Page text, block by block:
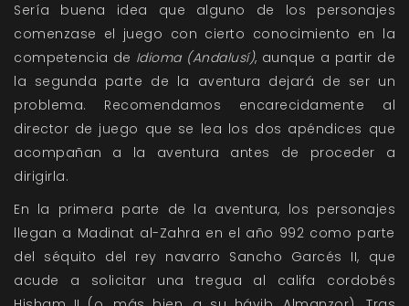
Sería buena idea que alguno de los personajes
comenzase el juego con cierto conocimiento en la
competencia de Idioma (Andalusí), aunque a partir de
la segunda parte de la aventura dejará de ser un
problema. Recomendamos encarecidamente al
director de juego que se lea los dos apéndices que
acompañan a la aventura antes de proceder a
dirigirla.
En la primera parte de la aventura, los personajes
llegan a Madinat al-Zahra en el año 992 como parte
del séquito del rey navarro Sancho Garcés II, que
acude a solicitar una tregua al califa cordobés